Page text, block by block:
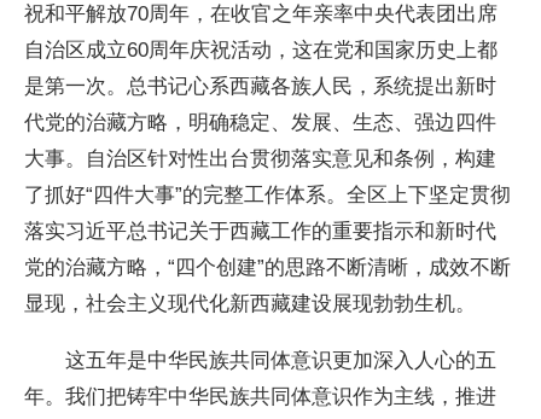
祝和平解放70周年，在收官之年亲率中央代表团出席
自治区成立60周年庆祝活动，这在党和国家历史上都
是第一次。总书记心系西藏各族人民，系统提出新时
代党的治藏方略，明确稳定、发展、生态、强边四件
大事。自治区针对性出台贯彻落实意见和条例，构建
了抓好“四件大事”的完整工作体系。全区上下坚定贯彻
落实习近平总书记关于西藏工作的重要指示和新时代
党的治藏方略，“四个创建”的思路不断清晰，成效不断
显现，社会主义现代化新西藏建设展现勃勃生机。
这五年是中华民族共同体意识更加深入人心的五
年。我们把铸牢中华民族共同体意识作为主线，推进